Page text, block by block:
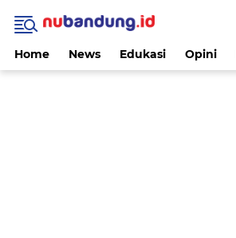
Home News Edukasi Opini